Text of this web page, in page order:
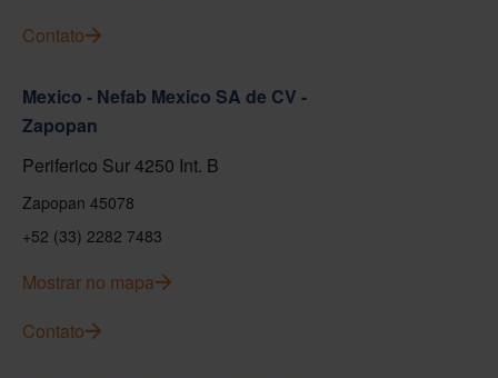
Contato
Mexico - Nefab Mexico SA de CV -
Zapopan
Periferico Sur 4250 Int. B
Zapopan 45078
+52 (33) 2282 7483
Mostrar no mapa
Contato